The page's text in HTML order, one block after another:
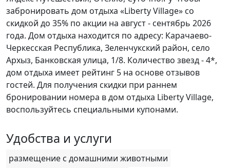
забронировать дом отдыха «Liberty Village» со
скидкой до 35% по акции на август - сентябрь 2026
года. Дом отдыха находится по адресу: Карачаево-
Черкесская Республика, Зеленчукский район, село
Архыз, Банковская улица, 1/8. Количество звезд - 4*,
дом отдыха имеет рейтинг 5 на основе отзывов
гостей. Для получения скидки при раннем
бронировании номера в дом отдыха Liberty Village,
воспользуйтесь специальными купонами.
Удобства и услуги
размещение с домашними животными